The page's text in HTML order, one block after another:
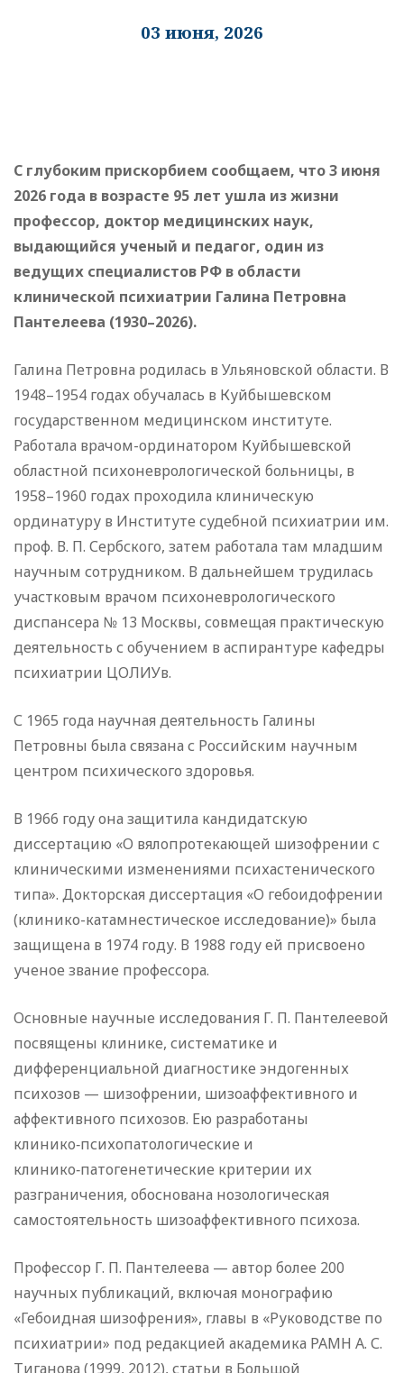
03 июня, 2026
С глубоким прискорбием сообщаем, что 3 июня
2026 года в возрасте 95 лет ушла из жизни
профессор, доктор медицинских наук,
выдающийся ученый и педагог, один из
ведущих специалистов РФ в области
клинической психиатрии Галина Петровна
Пантелеева (1930–2026).
Галина Петровна родилась в Ульяновской области. В
1948–1954 годах обучалась в Куйбышевском
государственном медицинском институте.
Работала врачом-ординатором Куйбышевской
областной психоневрологической больницы, в
1958–1960 годах проходила клиническую
ординатуру в Институте судебной психиатрии им.
проф. В. П. Сербского, затем работала там младшим
научным сотрудником. В дальнейшем трудилась
участковым врачом психоневрологического
диспансера № 13 Москвы, совмещая практическую
деятельность с обучением в аспирантуре кафедры
психиатрии ЦОЛИУв.
С 1965 года научная деятельность Галины
Петровны была связана с Российским научным
центром психического здоровья.
В 1966 году она защитила кандидатскую
диссертацию «О вялопротекающей шизофрении с
клиническими изменениями психастенического
типа». Докторская диссертация «О гебоидофрении
(клинико-катамнестическое исследование)» была
защищена в 1974 году. В 1988 году ей присвоено
ученое звание профессора.
Основные научные исследования Г. П. Пантелеевой
посвящены клинике, систематике и
дифференциальной диагностике эндогенных
психозов — шизофрении, шизоаффективного и
аффективного психозов. Ею разработаны
клинико‑психопатологические и
клинико‑патогенетические критерии их
разграничения, обоснована нозологическая
самостоятельность шизоаффективного психоза.
Профессор Г. П. Пантелеева — автор более 200
научных публикаций, включая монографию
«Гебоидная шизофрения», главы в «Руководстве по
психиатрии» под редакцией академика РАМН А. С.
Тиганова (1999, 2012), статьи в Большой